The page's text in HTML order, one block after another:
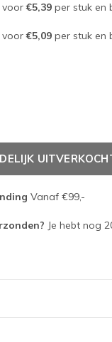
voor€5,39 per stuk en
voor€5,09 per stuk en
Vanaf €99,-
Je hebt nog